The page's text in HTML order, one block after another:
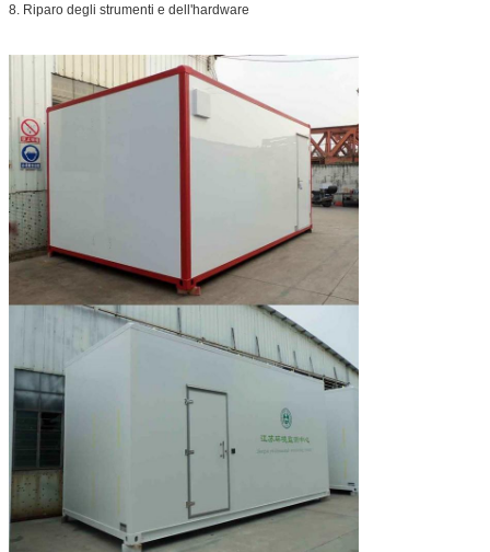
8. Riparo degli strumenti e dell'hardware